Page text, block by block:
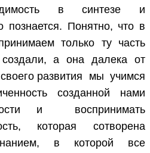
в синтезе и
познается. Понятно, что в
только ту часть
а она далека от
развития мы учимся
созданной нами
и воспринимать
которая сотворена
в которой все